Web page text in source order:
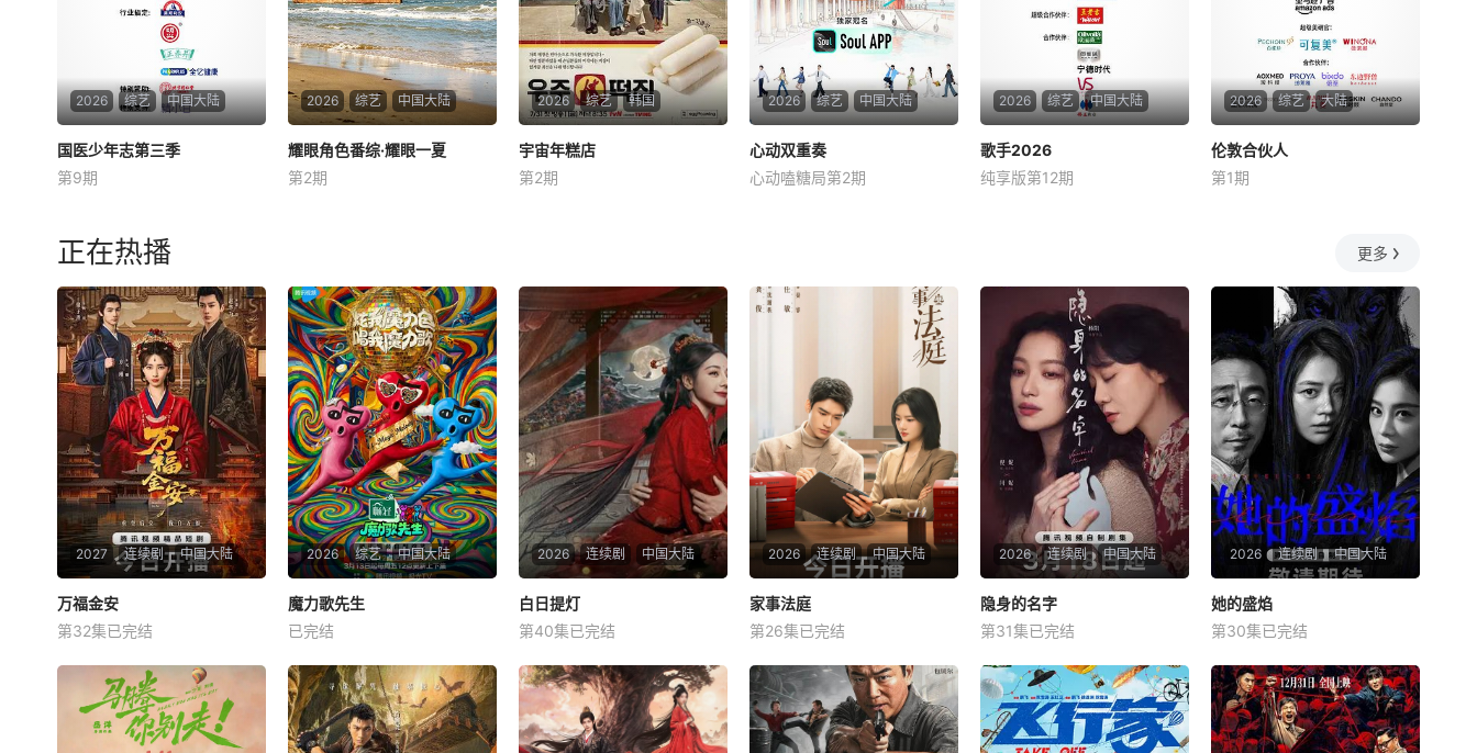
2026 综艺 中国大陆
国医少年志第三季
陈妍希
影-热播电视剧免费在线观
看】和陈妍希、夏之光、高卿
万千世界，从草木到经络，从
领悟到亲手实践。
国医少年志第三季
第9期
2026 综艺 中国大陆
关晓彤
演齐聚录制。扎扎亭的老朋友
们陆续回来，大家一起笑闹，
一起为那场筹备已久的毕业联
欢晚会亮灯开场。两
耀眼角色番综·耀眼一夏
第2期
2026 综艺 韩国
宇宙年糕店
李恩智
宇宙年糕店
第2期
2026 综艺 中国大陆
心动双重奏
武艺
井胧
纪实记录约会相处点滴，融合
心动氛围感、家庭温情与现实
婚恋视角，呈现兼具浪漫与烟
心动双重奏
心动嗑糖局第2期
2026 综艺 中国大陆
歌手2026
王铮亮
歌手2026
纯享版第12期
2026 综艺 大陆
伦敦合伙人
尚雯婕
青春合伙人开店创业真人秀。
更全面真实的经营生态，全力
助推国货出海，打造汇聚中国
品牌的特色门店，从巴黎到伦
敦，从深度筹备到
伦敦合伙人
第1期
正在热播 更多
2027 连续剧 中国大陆
万福金安
方瑾 赵华为
皇后顾清遭害葬身火海，魂穿
为尚衣局婢女凤卿。为护妹妹
顾婉、查找真凶，她以婢女之
身周旋于一众嫔妃之间，更联
万福金安
第32集已完结
2026 综艺 中国大陆
魔力歌先生
李维嘉
来自各行各业、不同身份年龄
的魔力sir正式集结！进阶舞台
考核已就位，竞逐魔力歌的极
致演绎，在欢乐解压、魔力开
魔力歌先生
已完结
2026 连续剧 中国大陆
白日提灯
迪丽热巴 陈飞宇
改编自黎青燃小说《白日提
灯》。 天赋卓然的鬼王贺
思慕，在休
白日提灯
第40集已完结
2026 连续剧 中国大陆
家事法庭
龚俊 任敏
青年法官沈谢秩携手律师秦
睿，与舒静、胡艾溪、陈向辉
等法律同侪深入基层工作，为
人民群众解决亲子矛盾、婚姻
家事法庭
第26集已完结
2026 连续剧 中国大陆
隐身的名字
倪妮 闫妮
本剧改编自豆瓣阅读连载小说
《隐身的名字》，作者易难
【嘿叭电影-高清视频免费在
线观看】
隐身的名字
第31集已完结
2026 连续剧 中国大陆
她的盛焰
马思纯 宁理
三年前，数学天才饶雨瓷被闺
蜜兼创业合伙人白靓靓设计构
陷，因‘药物成瘾’袭击母亲，被
家人强制送进了心康治疗中心
她的盛焰
第30集已完结